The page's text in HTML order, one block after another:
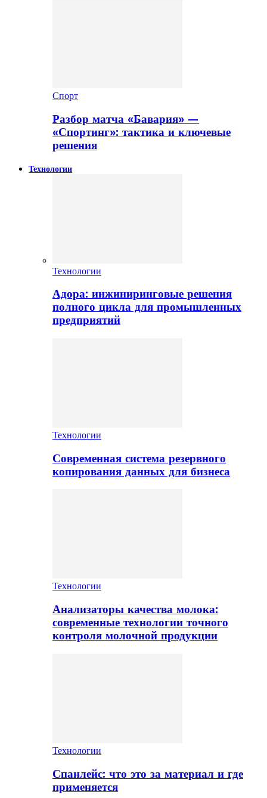
Спорт
Разбор матча «Бавария» —
«Спортинг»: тактика и ключевые
решения
Технологии
Технологии
Адора: инжиниринговые решения
полного цикла для промышленных
предприятий
Технологии
Современная система резервного
копирования данных для бизнеса
Технологии
Анализаторы качества молока:
современные технологии точного
контроля молочной продукции
Технологии
Спанлейс: что это за материал и где
применяется